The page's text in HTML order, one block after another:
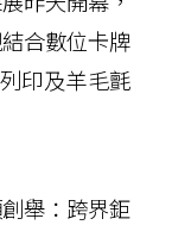
合數位卡牌
印及羊毛氈
舉：跨界鉅